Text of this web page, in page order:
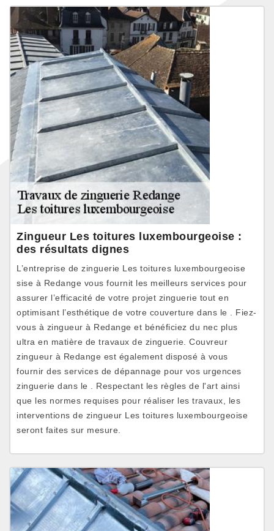
Zingueur Les toitures luxembourgeoise :
des résultats dignes
L’entreprise de zinguerie Les toitures luxembourgeoise
sise à Redange vous fournit les meilleurs services pour
assurer l’efficacité de votre projet zinguerie tout en
optimisant l’esthétique de votre couverture dans le . Fiez-
vous à zingueur à Redange et bénéficiez du nec plus
ultra en matière de travaux de zinguerie. Couvreur
zingueur à Redange est également disposé à vous
fournir des services de dépannage pour vos urgences
zinguerie dans le . Respectant les règles de l'art ainsi
que les normes requises pour réaliser les travaux, les
interventions de zingueur Les toitures luxembourgeoise
seront faites sur mesure.